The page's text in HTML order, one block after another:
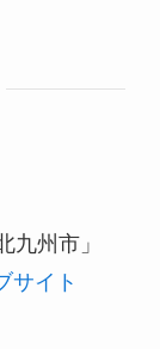
九州市」
サイト